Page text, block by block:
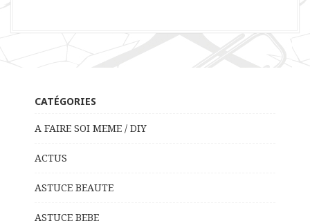
CATÉGORIES
A FAIRE SOI MEME / DIY
ACTUS
ASTUCE BEAUTE
ASTUCE BEBE